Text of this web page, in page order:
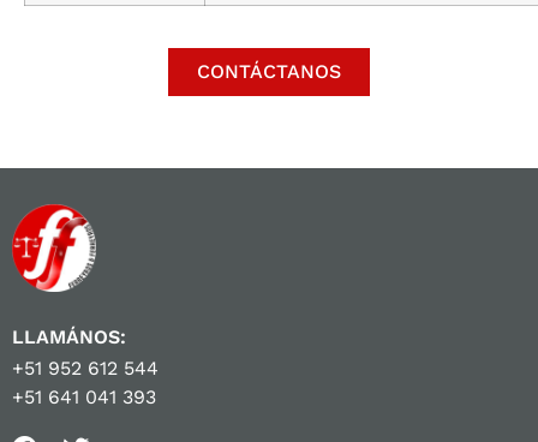
CONTÁCTANOS
LLAMÁNOS:
+51 952 612 544
+51 641 041 393